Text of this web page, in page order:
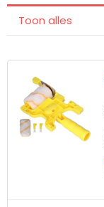
Toon alles